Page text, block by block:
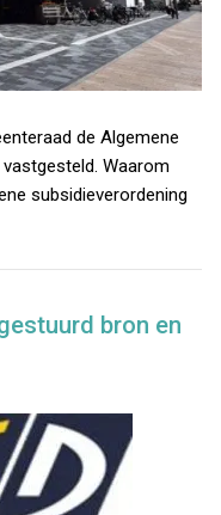
de Algemene
Waarom
subsidieverordening
bron en